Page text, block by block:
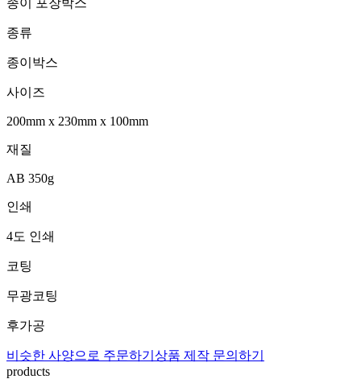
종류
종이박스
사이즈
200mm x 230mm x 100mm
재질
AB 350g
인쇄
4도 인쇄
코팅
무광코팅
후가공
비슷한 사양으로 주문하기 상품 제작 문의하기
products